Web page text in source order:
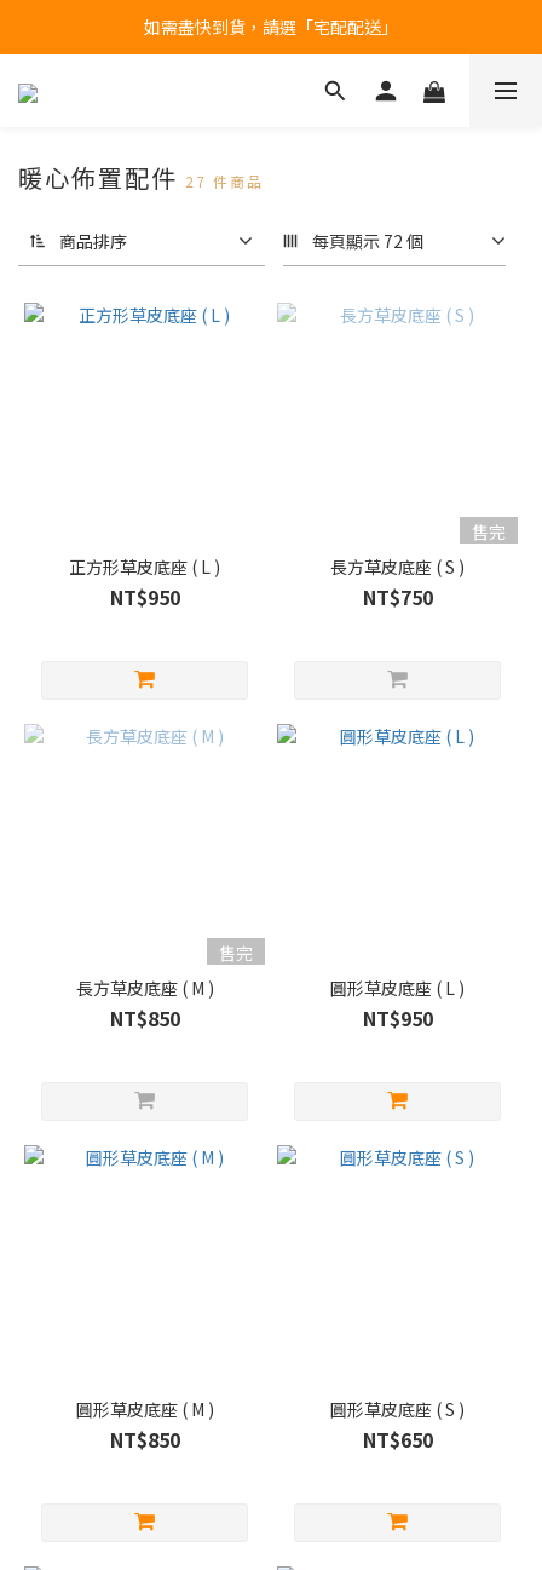
台北民權門市，現貨展示中
產品均備有現貨，下單後最快當天即可出貨
暖心佈置配件 27 件商品
商品排序 每頁顯示 72 個
正方形草皮底座 ( L )
NT$950
售完
長方草皮底座 ( S )
NT$750
售完
長方草皮底座 ( M )
NT$850
圓形草皮底座 ( L )
NT$950
圓形草皮底座 ( M )
NT$850
圓形草皮底座 ( S )
NT$650